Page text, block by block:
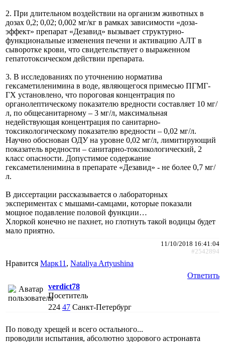
2. При длительном воздействии на организм животных в
дозах 0,2; 0,02; 0,002 мг/кг в рамках зависимости «доза-
эффект» препарат «Дезавид» вызывает структурно-
функциональные изменения печени и активацию АЛТ в
сыворотке крови, что свидетельствует о выраженном
гепатотоксическом действии препарата.
3. В исследованиях по уточнению норматива
гексаметиленимина в воде, являющегося примесью ПГМГ-
ГХ установлено, что пороговая концентрация по
органолептическому показателю вредности составляет 10 мг/
л, по общесанитарному – 3 мг/л, максимальная
недействующая концентрация по санитарно-
токсикологическому показателю вредности – 0,02 мг/л.
Научно обоснован ОДУ на уровне 0,02 мг/л, лимитирующий
показатель вредности – санитарно-токсикологический, 2
класс опасности. Допустимое содержание
гексаметиленимина в препарате «Дезавид» - не более 0,7 мг/
л.
В диссертации рассказывается о лабораторных
экспериментах с мышами-самцами, которые показали
мощное подавление половой функции…
Хлоркой конечно не пахнет, но глотнуть такой водицы будет
мало приятно.
11/10/2018 16:41:04
#2542894
Нравится Марк11 , Nataliya Artyushina
Ответить
verdict78
Посетитель
224 47 Санкт-Петербург
По поводу хрещей и всего остального...
проводили испытания, абсолютно здорового астронавта